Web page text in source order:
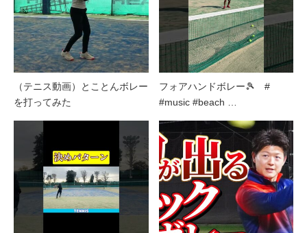
（テニス動画）とことんボレー
を打ってみた
フォアハンドボレー🎾 #
#music #beach …